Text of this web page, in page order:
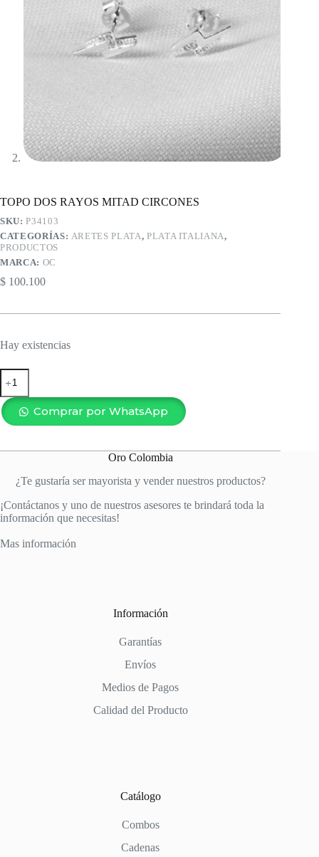
TOPO DOS RAYOS MITAD CIRCONES
SKU:P34103
CATEGORÍAS: ARETES PLATA, PLATA ITALIANA,
PRODUCTOS
MARCA: OC
$ 100.100
Hay existencias
TOPO
DOS
RAYOS
MITAD
CIRCONES
Comprar por WhatsApp
Oro Colombia
¿Te gustaría ser mayorista y vender nuestros productos?
¡Contáctanos y uno de nuestros asesores te brindará toda la
información que necesitas!
Mas información
Información
Garantías
Envíos
Medios de Pagos
Calidad del Producto
Catálogo
Combos
Cadenas